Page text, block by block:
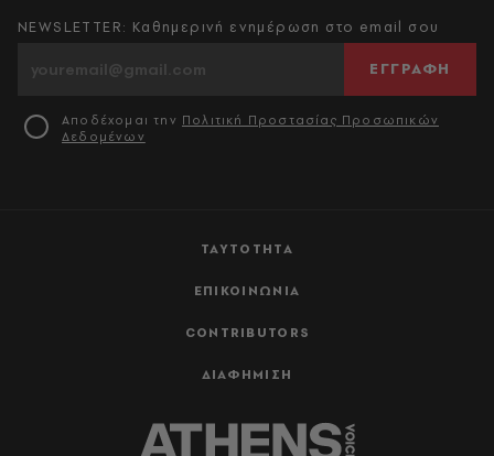
ΤΑΥΤΟΤΗΤΑ
ΕΠΙΚΟΙΝΩΝΙΑ
CONTRIBUTORS
ΔΙΑΦΗΜΙΣΗ
NEWSLETTER: Καθημερινή ενημέρωση στο email σου
ΕΓΓΡΑΦΗ
Αποδέχομαι την Πολιτική Προστασίας Προσωπικών
Δεδομένων